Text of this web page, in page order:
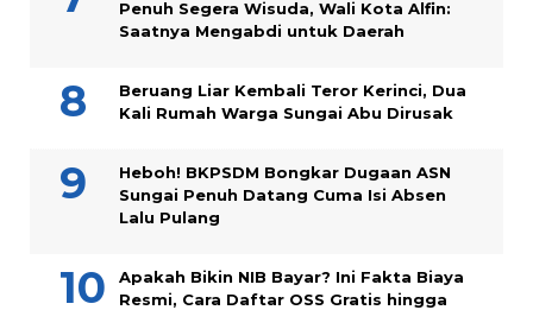
Penuh Segera Wisuda, Wali Kota Alfin:
Saatnya Mengabdi untuk Daerah
Beruang Liar Kembali Teror Kerinci, Dua
Kali Rumah Warga Sungai Abu Dirusak
Heboh! BKPSDM Bongkar Dugaan ASN
Sungai Penuh Datang Cuma Isi Absen
Lalu Pulang
Apakah Bikin NIB Bayar? Ini Fakta Biaya
Resmi, Cara Daftar OSS Gratis hingga